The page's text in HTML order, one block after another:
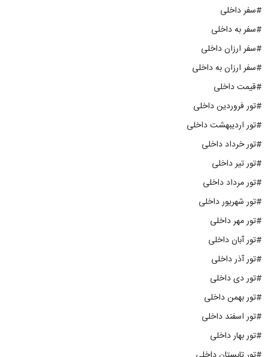
#سفر داخلی
#سفر به داخلی
#سفر ارزان داخلی
#سفر ارزان به داخلی
#قیمت داخلی
#تور فروردین داخلی
#تور اردیبهشت داخلی
#تور خرداد داخلی
#تور تیر داخلی
#تور مرداد داخلی
#تور شهریور داخلی
#تور مهر داخلی
#تور آبان داخلی
#تور آذر داخلی
#تور دی داخلی
#تور بهمن داخلی
#تور اسفند داخلی
#تور بهار داخلی